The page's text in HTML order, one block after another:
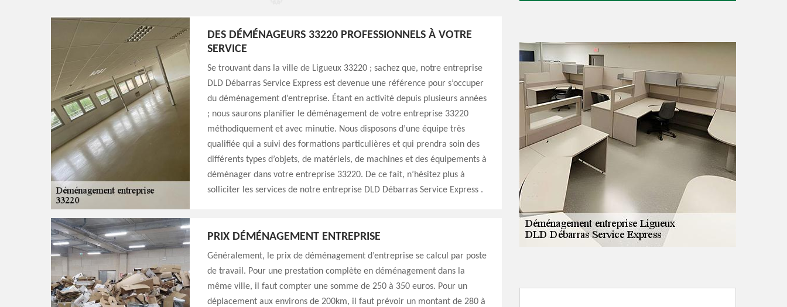
DES DÉMÉNAGEURS 33220 PROFESSIONNELS À VOTRE
SERVICE
Se trouvant dans la ville de Ligueux 33220 ; sachez que, notre entreprise
DLD Débarras Service Express est devenue une référence pour s’occuper
du déménagement d’entreprise. Étant en activité depuis plusieurs années
; nous saurons planifier le déménagement de votre entreprise 33220
méthodiquement et avec minutie. Nous disposons d’une équipe très
qualifiée qui a suivi des formations particulières et qui prendra soin des
différents types d’objets, de matériels, de machines et des équipements à
déménager dans votre entreprise 33220. De ce fait, n’hésitez plus à
solliciter les services de notre entreprise DLD Débarras Service Express .
PRIX DÉMÉNAGEMENT ENTREPRISE
Généralement, le prix de déménagement d’entreprise se calcul par poste
de travail. Pour une prestation complète en déménagement dans la
même ville, il faut compter une somme de 250 à 350 euros. Pour un
déplacement aux environs de 200km, il faut prévoir un montant de 280 à